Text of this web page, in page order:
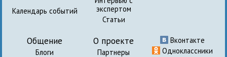
Календарь событий
экспертом
Статьи
Общение
Блоги
О проекте
Партнеры
Вконтакте
Одноклассники